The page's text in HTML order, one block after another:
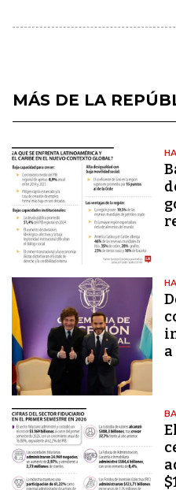
MÁS DE LA